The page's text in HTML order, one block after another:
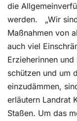
die
werden. „Wir
Maßnahmen von
auch viel
Erzieherinnen
schützen und um
einzudämmen,
erläutern Landrat
Staßen. Um das